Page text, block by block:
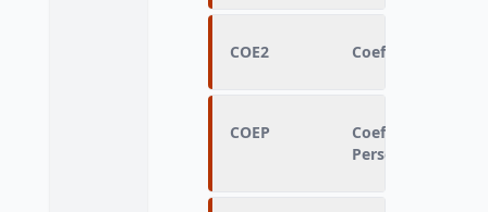
COE2 Coefficient de
COEP
Coefficient de
Personnes